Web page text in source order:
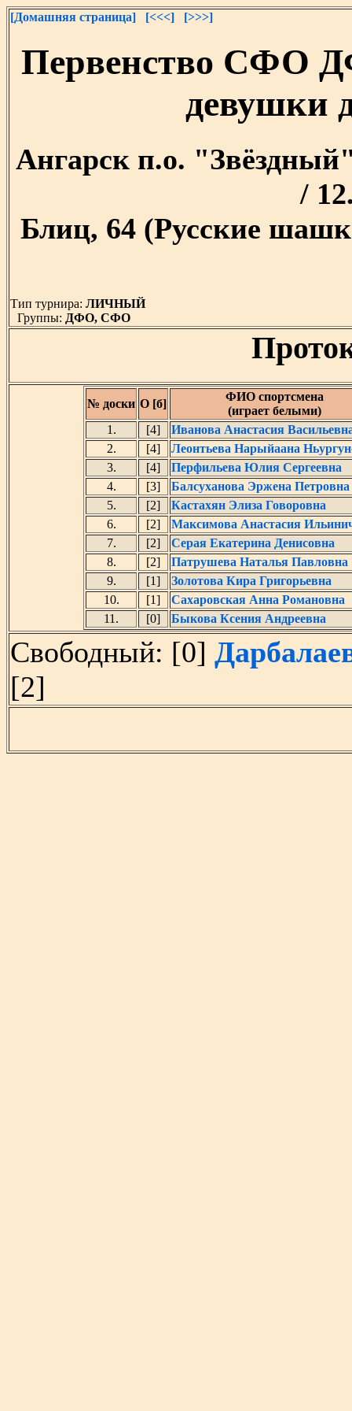
[Домашняя страница] [<<<] [>>>]
Первенство СФО
девушки
Ангарск п.о.
/
Блиц, 64 (Русские
Тип турнира: ЛИЧНЫЙ
Группы: ДФО, СФО
№ доски О [б]
ФИО спортсмена
(играет белыми)
1.
[4]
Иванова Анастасия
2.
[4]
Леонтьева Нарыйаана
3.
[4]
Перфильева Юлия Сергеевна
4.
[3]
Балсуханова Эржена Петровна
5.
[2]
Кастахян Элиза Говоровна
6.
[2]
Максимова Анастасия
7.
[2]
Серая Екатерина Денисовна
8.
[2]
Патрушева Наталья Павловна
9.
[1]
Золотова Кира Григорьевна
10.
[1]
Сахаровская Анна Романовна
11.
[0] Быкова Ксения Андреевна
Свободный: [0]
[2]